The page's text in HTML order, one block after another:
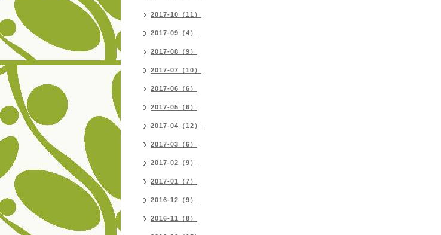
2017-10（11）
2017-09（4）
2017-08（9）
2017-07（10）
2017-06（6）
2017-05（6）
2017-04（12）
2017-03（6）
2017-02（9）
2017-01（7）
2016-12（9）
2016-11（8）